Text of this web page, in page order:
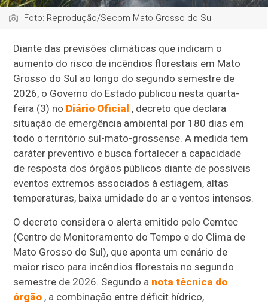
Foto: Reprodução/Secom Mato Grosso do Sul
Diante das previsões climáticas que indicam o
aumento do risco de incêndios florestais em Mato
Grosso do Sul ao longo do segundo semestre de
2026, o Governo do Estado publicou nesta quarta-
feira (3) no Diário Oficial , decreto que declara
situação de emergência ambiental por 180 dias em
todo o território sul-mato-grossense. A medida tem
caráter preventivo e busca fortalecer a capacidade
de resposta dos órgãos públicos diante de possíveis
eventos extremos associados à estiagem, altas
temperaturas, baixa umidade do ar e ventos intensos.
O decreto considera o alerta emitido pelo Cemtec
(Centro de Monitoramento do Tempo e do Clima de
Mato Grosso do Sul), que aponta um cenário de
maior risco para incêndios florestais no segundo
semestre de 2026. Segundo a nota técnica do
órgão , a combinação entre déficit hídrico,